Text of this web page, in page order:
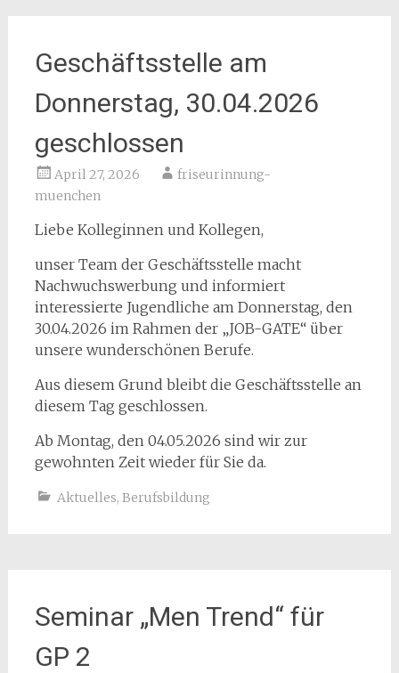
Geschäftsstelle am
Donnerstag, 30.04.2026
geschlossen
April 27, 2026
friseurinnung-
muenchen
Liebe Kolleginnen und Kollegen,
unser Team der Geschäftsstelle macht
Nachwuchswerbung und informiert
interessierte Jugendliche am Donnerstag, den
30.04.2026 im Rahmen der „JOB-GATE“ über
unsere wunderschönen Berufe.
Aus diesem Grund bleibt die Geschäftsstelle an
diesem Tag geschlossen.
Ab Montag, den 04.05.2026 sind wir zur
gewohnten Zeit wieder für Sie da.
Aktuelles, Berufsbildung
Seminar „Men Trend“ für
GP 2